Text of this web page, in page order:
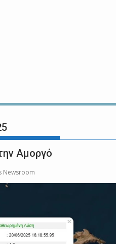
Αμοργό
Newsroom